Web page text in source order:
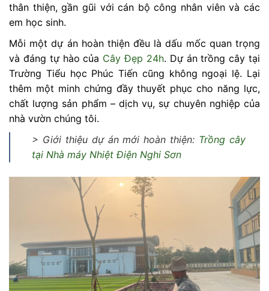
thân thiện, gần gũi với cán bộ công nhân viên và các
em học sinh.
Mỗi một dự án hoàn thiện đều là dấu mốc quan trọng
và đáng tự hào của Cây Đẹp 24h. Dự án trồng cây tại
Trường Tiểu học Phúc Tiến cũng không ngoại lệ. Lại
thêm một minh chứng đầy thuyết phục cho năng lực,
chất lượng sản phẩm – dịch vụ, sự chuyên nghiệp của
nhà vườn chúng tôi.
> Giới thiệu dự án mới hoàn thiện: Trồng cây
tại Nhà máy Nhiệt Điện Nghi Sơn